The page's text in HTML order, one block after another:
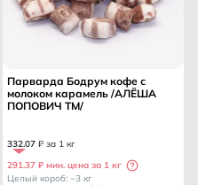
Парварда Бодрум кофе с
молоком карамель /АЛЁША
ПОПОВИЧ ТМ/
332.07 ₽ за 1 кг
291.37 ₽ мин. цена за 1 кг
Целый короб: ~3 кг